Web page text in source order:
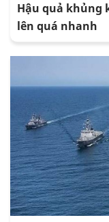
Hậu quả khủng
lên quá nhanh